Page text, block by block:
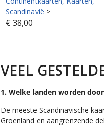
Scandinavië >
€ 38,00
VEEL
1. Welke landen worden
De meeste Scandinavische
Groenland en aangrenzende